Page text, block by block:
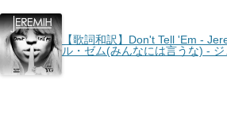
【歌詞和訳】Don't Tell 'Em -
ル・ゼム(みんなには言うな) - ジ